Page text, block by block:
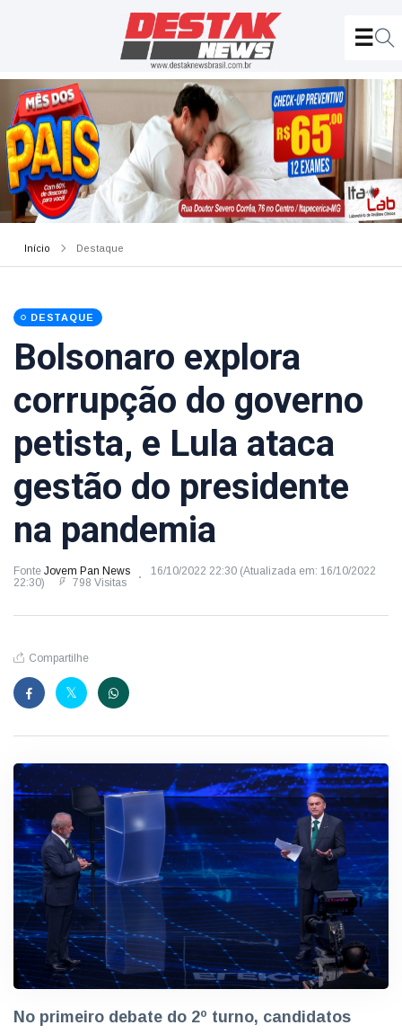
Início Destaque
DESTAQUE
Bolsonaro explora
corrupção do governo
petista, e Lula ataca
gestão do presidente
na pandemia
Fonte Jovem Pan News
16/10/2022 22:30 (Atualizada em: 16/10/2022
22:30)
798 Visitas
Compartilhe
No primeiro debate do 2º turno, candidatos